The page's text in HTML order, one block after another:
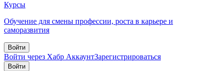
Курсы
Обучение для смены профессии, роста в карьере и
саморазвития
Войти
Войти через Хабр АккаунтЗарегистрироваться
Войти